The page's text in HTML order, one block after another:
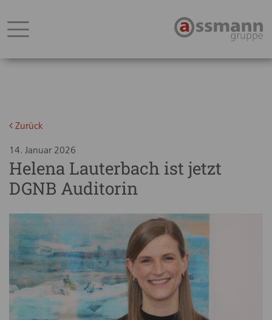
Zurück
14. Januar 2026
Helena Lauterbach ist jetzt
DGNB Auditorin